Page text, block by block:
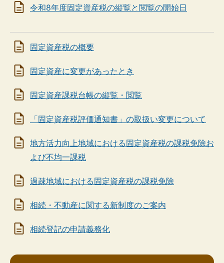
令和8年度固定資産税の縦覧と閲覧の開始日
固定資産税の概要
固定資産に変更があったとき
固定資産課税台帳の縦覧・閲覧
「固定資産税評価通知書」の取扱い変更について
地方活力向上地域における固定資産税の課税免除お
よび不均一課税
過疎地域における固定資産税の課税免除
相続・不動産に関する新制度のご案内
相続登記の申請義務化